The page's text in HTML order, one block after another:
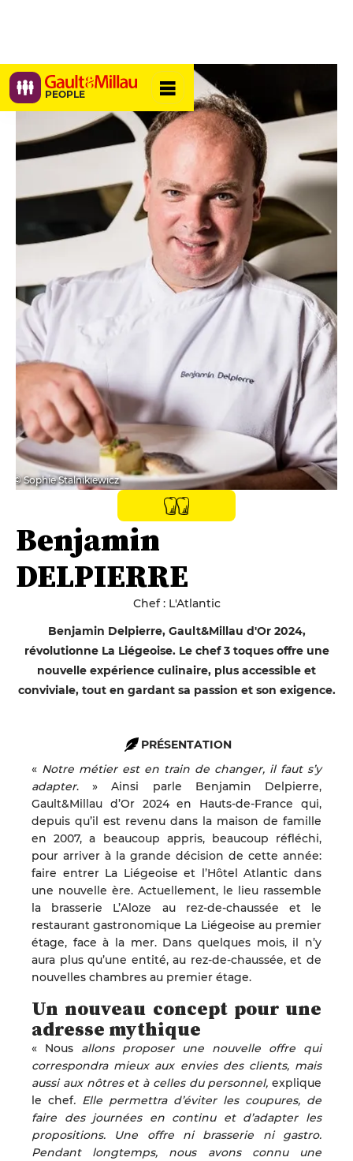
PEOPLE
© Sophie Stalnikiewicz
Benjamin
DELPIERRE
Chef : L'Atlantic
Benjamin Delpierre, Gault&Millau d'Or 2024,
révolutionne La Liégeoise. Le chef 3 toques offre une
nouvelle expérience culinaire, plus accessible et
conviviale, tout en gardant sa passion et son exigence.
PRÉSENTATION
« Notre métier est en train de changer, il faut s’y
adapter. » Ainsi parle Benjamin Delpierre,
Gault&Millau d’Or 2024 en Hauts-de-France qui,
depuis qu’il est revenu dans la maison de famille
en 2007, a beaucoup appris, beaucoup réfléchi,
pour arriver à la grande décision de cette année:
faire entrer La Liégeoise et l’Hôtel Atlantic dans
une nouvelle ère. Actuellement, le lieu rassemble
la brasserie L’Aloze au rez-de-chaussée et le
restaurant gastronomique La Liégeoise au premier
étage, face à la mer. Dans quelques mois, il n’y
aura plus qu’une entité, au rez-de-chaussée, et de
nouvelles chambres au premier étage.
Un nouveau concept pour une
adresse mythique
« Nous allons proposer une nouvelle offre qui
correspondra mieux aux envies des clients, mais
aussi aux nôtres et à celles du personnel, explique
le chef. Elle permettra d’éviter les coupures, de
faire des journées en continu et d’adapter les
propositions. Une offre ni brasserie ni gastro.
Pendant longtemps, nous avons connu une